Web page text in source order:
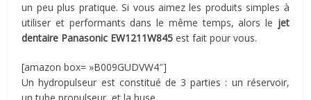
un peu plus pratique. Si vous aimez les produits simples à
utiliser et performants dans le même temps, alors le jet
dentaire Panasonic EW1211W845 est fait pour vous.
[amazon box= »B009GUDVW4″]
Un hydropulseur est constitué de 3 parties : un réservoir,